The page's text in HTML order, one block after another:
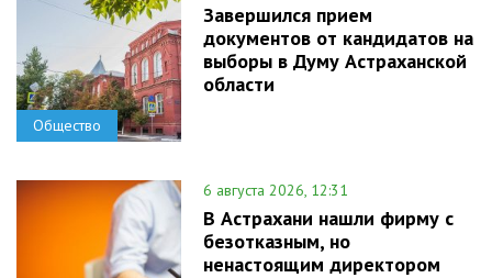
Общество
Завершился прием
документов от кандидатов на
выборы в Думу Астраханской
области
6 августа 2026, 12:31
В Астрахани нашли фирму с
безотказным, но
ненастоящим директором